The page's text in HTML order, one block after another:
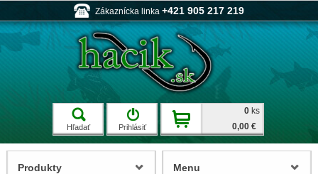
Zákaznícka linka +421 905 217 219
Hľadať Prihlásiť
0 ks
0,00 €
Produkty Menu